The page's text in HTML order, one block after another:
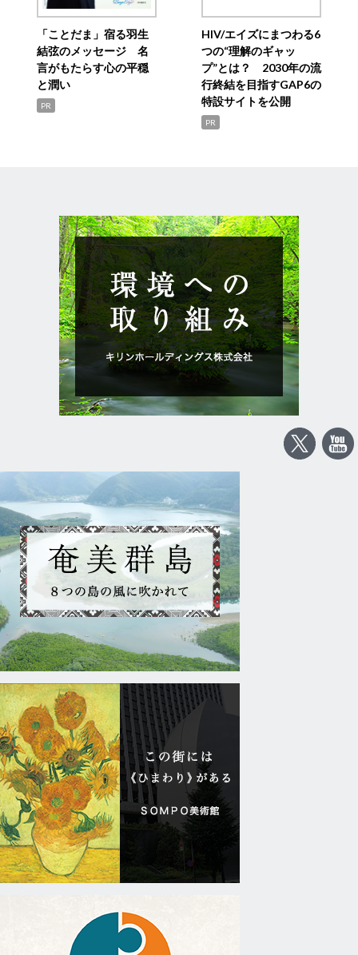
「ことだま」宿る羽生
結弦のメッセージ 名
言がもたらす心の平穏
と潤い
PR
HIV/エイズにまつわる6
つの“理解のギャッ
プ”とは？ 2030年の流
行終結を目指すGAP6の
特設サイトを公開
PR